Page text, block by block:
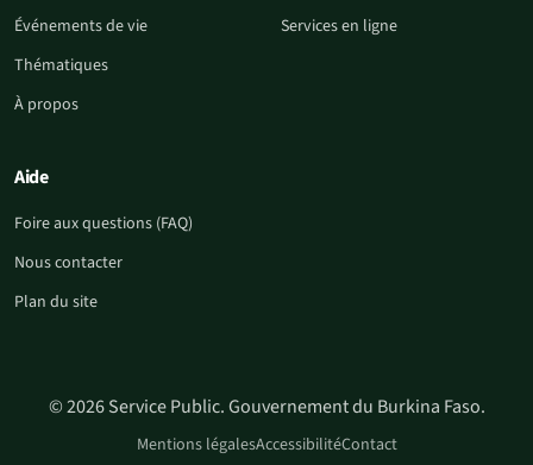
Événements de vie
Thématiques
À propos
Services en ligne
Aide
Foire aux questions (FAQ)
Nous contacter
Plan du site
© 2026 Service Public. Gouvernement du Burkina Faso.
Mentions légalesAccessibilitéContact